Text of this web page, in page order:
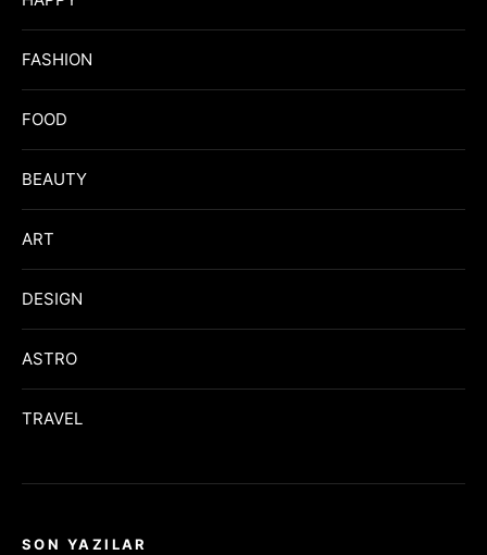
FASHION
FOOD
BEAUTY
ART
DESIGN
ASTRO
TRAVEL
SON YAZILAR